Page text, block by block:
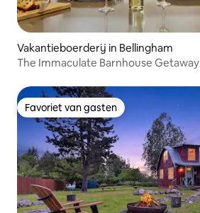
Vakantieboerderij in Bellingham
The Immaculate Barnhouse Getaway
Favoriet van gasten
Favoriet van gasten